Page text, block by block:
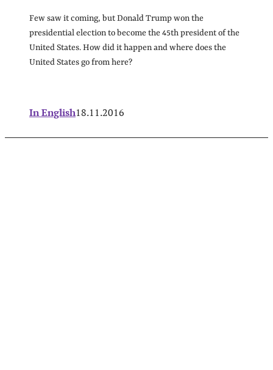
Few saw it coming, but Donald Trump won the
presidential election to become the 45th president of the
United States. How did it happen and where does the
United States go from here?
In English18.11.2016